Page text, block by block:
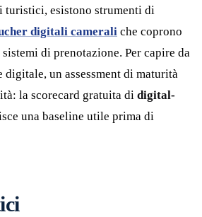
turistici, esistono strumenti di
digitali camerali che coprono
di prenotazione. Per capire da
un assessment di maturità
la scorecard gratuita di digital-
una baseline utile prima di